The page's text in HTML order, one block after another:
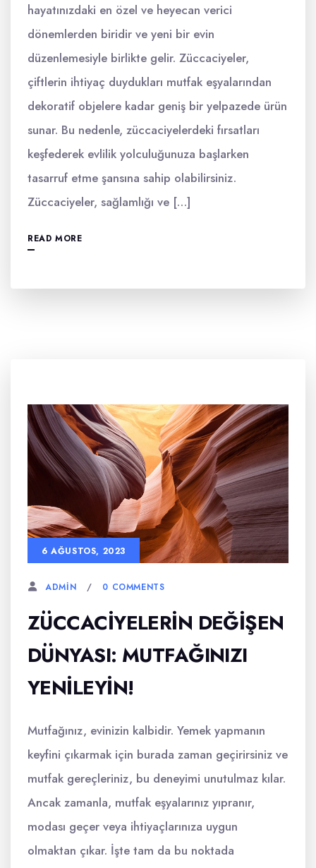
hayatınızdaki en özel ve heyecan verici
dönemlerden biridir ve yeni bir evin
düzenlemesiyle birlikte gelir. Züccaciyeler,
çiftlerin ihtiyaç duydukları mutfak eşyalarından
dekoratif objelere kadar geniş bir yelpazede ürün
sunar. Bu nedenle, züccaciyelerdeki fırsatları
keşfederek evlilik yolculuğunuza başlarken
tasarruf etme şansına sahip olabilirsiniz.
Züccaciyeler, sağlamlığı ve […]
READ MORE
6 AĞUSTOS, 2023
ADMIN 0 COMMENTS
ZÜCCACIYELERIN DEĞIŞEN
DÜNYASI: MUTFAĞINIZI
YENILEYIN!
Mutfağınız, evinizin kalbidir. Yemek yapmanın
keyfini çıkarmak için burada zaman geçirirsiniz ve
mutfak gereçleriniz, bu deneyimi unutulmaz kılar.
Ancak zamanla, mutfak eşyalarınız yıpranır,
modası geçer veya ihtiyaçlarınıza uygun
olmaktan çıkar. İşte tam da bu noktada